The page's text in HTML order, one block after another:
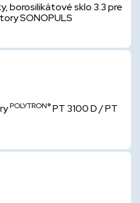
borosilikátové sklo 3.3 pre
SONOPULS
POLYTRON®PT 3100 D / PT